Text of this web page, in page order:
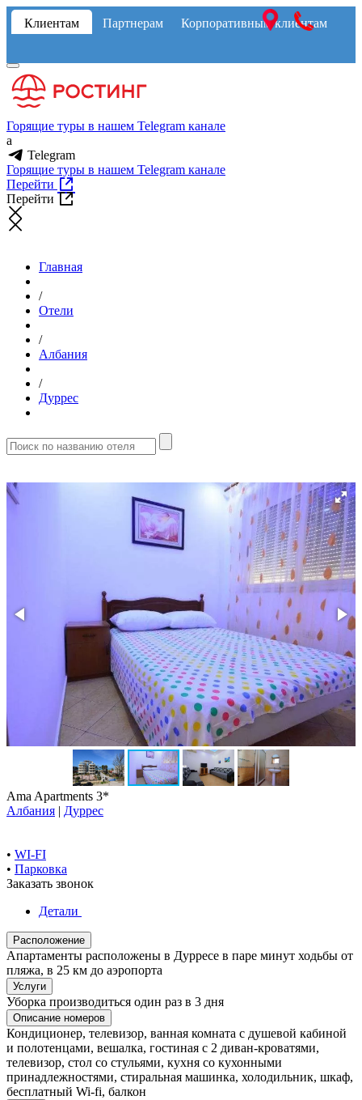
Клиентам Партнерам Корпоративным клиентам
Горящие туры в нашем Telegram канале
a
Telegram
Горящие туры в нашем Telegram канале
Перейти
Перейти
Главная
/
Отели
/
Албания
/
Дуррес
Ama Apartments 3*
Албания | Дуррес
• WI-FI
• Парковка
Заказать звонок
Детали
Расположение
Апартаменты расположены в Дурресе в паре минут ходьбы от
пляжа, в 25 км до аэропорта
Услуги
Уборка производиться один раз в 3 дня
Описание номеров
Кондиционер, телевизор, ванная комната с душевой кабиной
и полотенцами, вешалка, гостиная с 2 диван-кроватями,
телевизор, стол со стульями, кухня со кухонными
принадлежностями, стиральная машинка, холодильник, шкаф,
бесплатный Wi-fi, балкон